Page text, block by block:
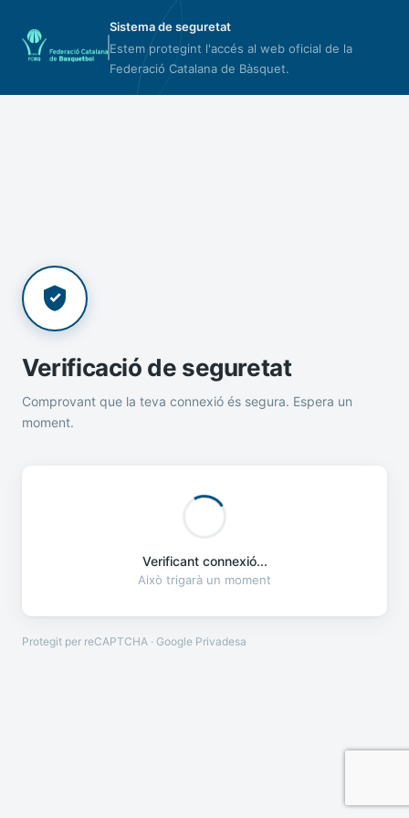
Sistema de seguretat
Estem protegint l'accés al web oficial de la
Federació Catalana de Bàsquet.
Verificació de seguretat
Comprovant que la teva connexió és segura. Espera un
moment.
Verificant connexió...
Això trigarà un moment
Protegit per reCAPTCHA · Google Privadesa